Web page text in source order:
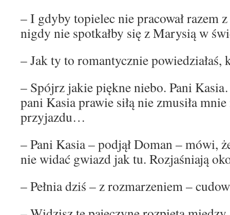
– I gdyby topielec nie pracował razem
nigdy nie spotkałby się z Marysią w
– Jak ty to romantycznie
– Spójrz jakie piękne niebo. Pani
pani Kasia prawie siłą nie zmusiła
przyjazdu…
– Pani Kasia – podjął Doman – mówi,
nie widać gwiazd jak tu. Rozjaśniają
– Pełnia dziś – z rozmarzeniem –